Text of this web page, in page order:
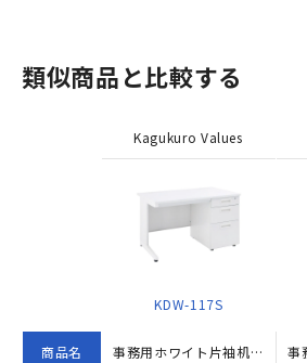
類似商品と比較する
商品名
Kagukuro Values
KDW-117S
事務用ホワイト片袖机（W1100×D700×H700）